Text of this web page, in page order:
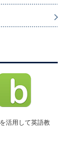
活用して英語教